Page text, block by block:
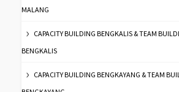
MALANG
CAPACITY BUILDING BENGKALIS & TEAM
BENGKALIS
CAPACITY BUILDING BENGKAYANG & TEAM